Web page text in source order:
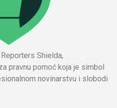
Shielda,
pravnu pomoć koja je simbol
novinarstvu i slobodi